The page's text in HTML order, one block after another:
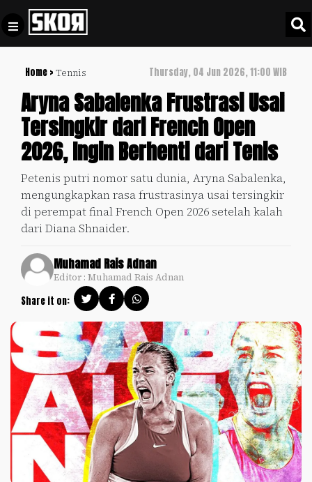
Home > Tennis Thursday, 04 Jun 2026, 11:00 WIB
Aryna Sabalenka Frustrasi Usai
Tersingkir dari French Open
2026, Ingin Berhenti dari Tenis
Petenis putri nomor satu dunia, Aryna Sabalenka,
mengungkapkan rasa frustrasinya usai tersingkir
di perempat final French Open 2026 setelah kalah
dari Diana Shnaider.
Muhamad Rais Adnan
Editor : Muhamad Rais Adnan
Share it on:
Football +
Culture +
+
Timnas
Indonesia
SKOR
SPECIAL
Video
Policy
Pedoman
Pemberitaan
Media
Siber
Disclaimer
Tentang